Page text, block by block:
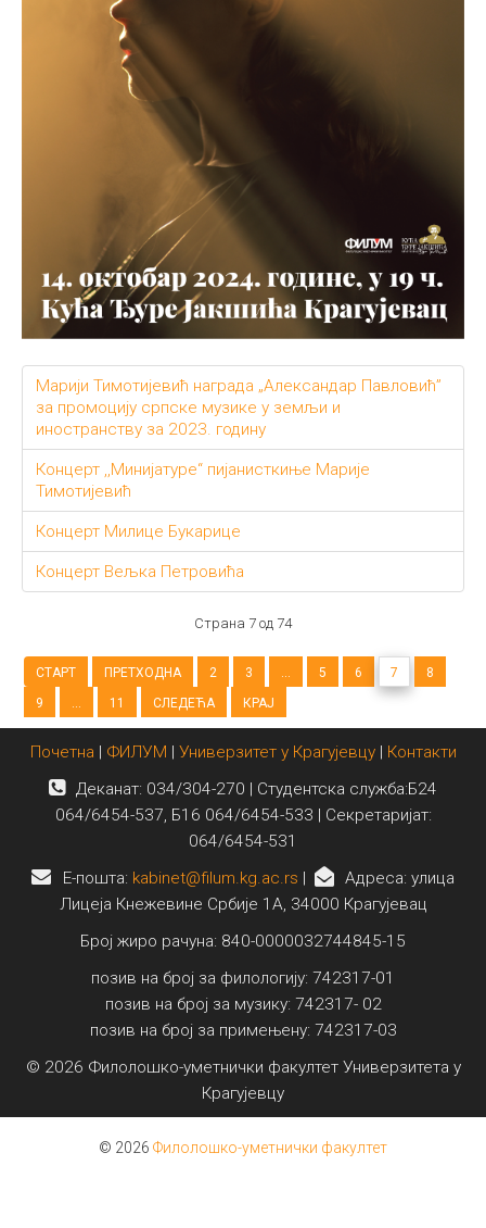
Марији Тимотијевић награда „Александар Павловић”
за промоцију српске музике у земљи и
иностранству за 2023. годину
Концерт ,,Минијатуре“ пијанисткиње Марије
Тимотијевић
Концерт Милице Букарице
Концерт Вељка Петровића
Страна 7 од 74
СТАРТ ПРЕТХОДНА 2 3 5 6 7
8
9
11 СЛЕДЕЋА КРАЈ
Почетна | ФИЛУМ | Универзитет у Крагујевцу| Контакти
Деканат: 034/304-270 | Студентска служба:Б24
064/6454-537, Б16 064/6454-533 | Секретаријат:
064/6454-531
E-пошта: kabinet@filum.kg.ac.rs |
Адреса: улица
Лицеја Кнежевине Србије 1А, 34000 Крагујевац
Број жиро рачуна: 840-0000032744845-15
позив на број за филологију: 742317-01
позив на број за музику: 742317- 02
позив на број за примењену: 742317-03
© 2026 Филолошко-уметнички факултет Универзитета у
Крагујевцу
© 2026 Филолошко-уметнички факултет